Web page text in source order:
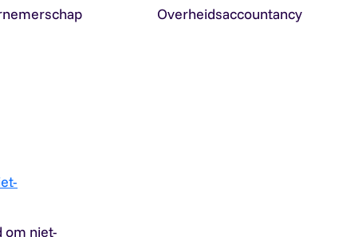
Overheidsaccountancy
om niet-